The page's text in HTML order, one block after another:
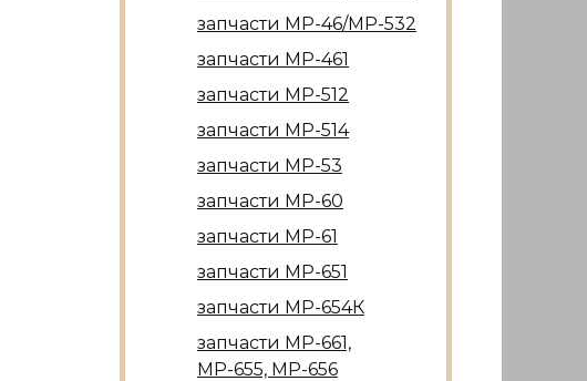
запчасти МР-46/МР-532
запчасти МР-461
запчасти МР-512
запчасти МР-514
запчасти МР-53
запчасти МР-60
запчасти МР-61
запчасти МР-651
запчасти МР-654К
запчасти МР-661,
МР-655, МР-656